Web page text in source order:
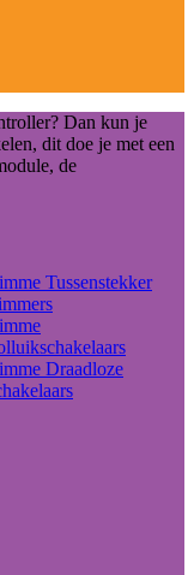
Dan kun je
dit doe je met een
de
Tussenstekker
Draadloze